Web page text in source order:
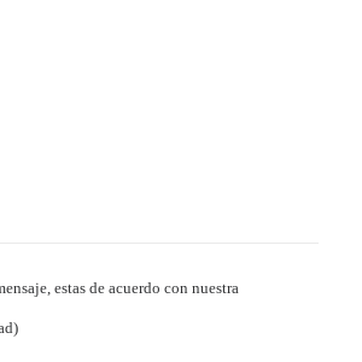
estas de acuerdo con nuestra
)